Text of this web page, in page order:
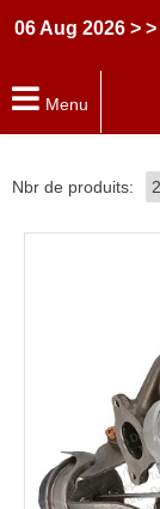
06 Aug 2026 > >
Menu
Nbr de produits: